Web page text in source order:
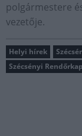
polgármestere
vezetője.
Helyi hírek
Szécsényi